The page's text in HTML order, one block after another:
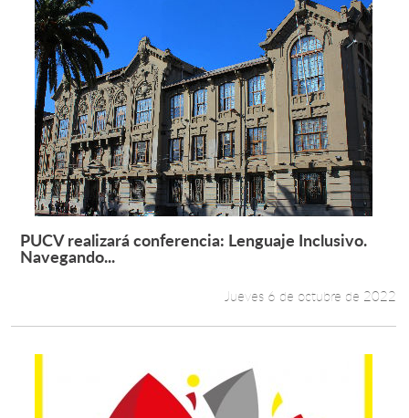
Leer más +
PUCV realizará conferencia: Lenguaje Inclusivo.
Navegando...
Jueves 6 de octubre de 2022